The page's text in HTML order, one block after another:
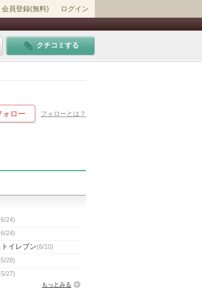
会員登録(無料) ログイン
クチコミする
ォロー フォローとは？
24)
24)
イレブン(6/10)
28)
27)
もっとみる